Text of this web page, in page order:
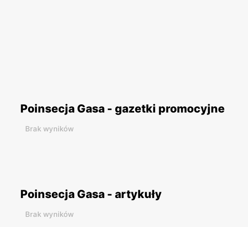
Poinsecja Gasa - gazetki promocyjne
Brak wyników
Poinsecja Gasa - artykuły
Brak wyników